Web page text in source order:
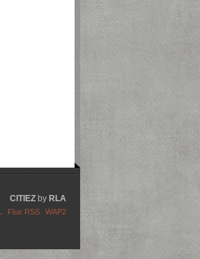
CITIEZ by RLA
Flux RSS WAP2